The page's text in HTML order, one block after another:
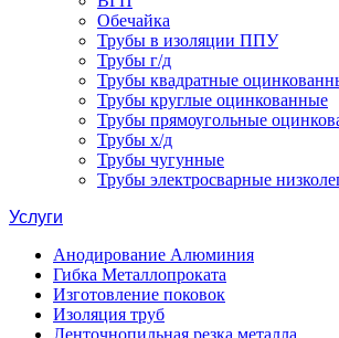
Обечайка
Трубы в изоляции ППУ
Трубы г/д
Трубы квадратные
Трубы круглые оцинкованные
Трубы прямоугольные
Трубы х/д
Трубы чугунные
Трубы электросварные
Услуги
Анодирование Алюминия
Гибка Металлопроката
Изготовление поковок
Изоляция труб
Ленточнопильная резка металла